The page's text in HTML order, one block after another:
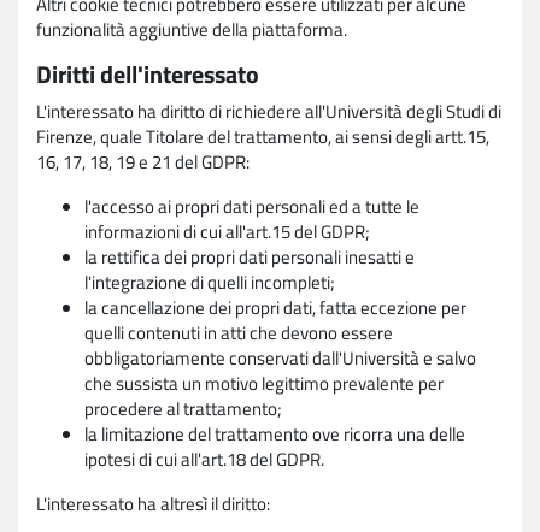
funzionalità aggiuntive della piattaforma.
Diritti dell'interessato
L'interessato ha diritto di richiedere all'Università degli Studi di
Firenze, quale Titolare del trattamento, ai sensi degli artt.15,
16, 17, 18, 19 e 21 del GDPR:
l'accesso ai propri dati personali ed a tutte le
informazioni di cui all'art.15 del GDPR;
la rettifica dei propri dati personali inesatti e
l'integrazione di quelli incompleti;
la cancellazione dei propri dati, fatta eccezione per
quelli contenuti in atti che devono essere
obbligatoriamente conservati dall'Università e salvo
che sussista un motivo legittimo prevalente per
procedere al trattamento;
la limitazione del trattamento ove ricorra una delle
ipotesi di cui all'art.18 del GDPR.
L'interessato ha altresì il diritto: